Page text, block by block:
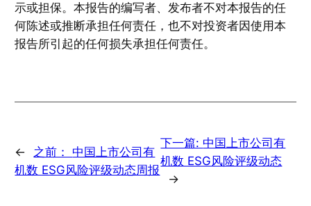
示或担保。本报告的编写者、发布者不对本报告的任
何陈述或推断承担任何责任，也不对投资者因使用本
报告所引起的任何损失承担任何责任。
← 之前： 中国上市公司有
机数 ESG风险评级动态周报
下一篇: 中国上市公司有
机数 ESG风险评级动态
→